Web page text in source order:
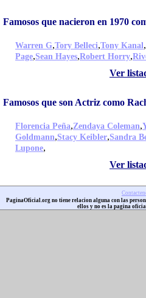
Famosos que nacieron en 1970
Warren G,Tory Belleci,Tony Kanal,
Page,Sean Hayes,Robert Horry,
Ver
Famosos que son Actriz como
Florencia Peña,Zendaya Coleman,
Goldmann,Stacy Keibler,Sandra
Lupone,
Ver
PaginaOficial.org no tiene relacion alguna con las
ellos y no es la pagina